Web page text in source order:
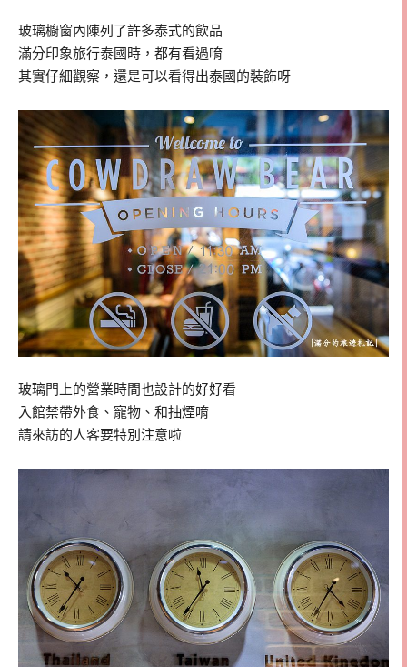
玻璃櫥窗內陳列了許多泰式的飲品
滿分印象旅行泰國時，都有看過唷
其實仔細觀察，還是可以看得出泰國的裝飾呀
玻璃門上的營業時間也設計的好好看
入館禁帶外食、寵物、和抽煙唷
請來訪的人客要特別注意啦